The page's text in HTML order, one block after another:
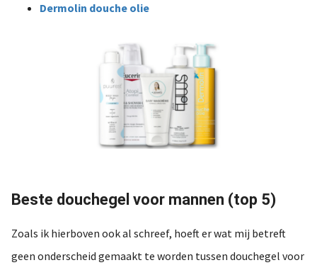
Dermolin douche olie
Beste douchegel voor mannen (top 5)
Zoals ik hierboven ook al schreef, hoeft er wat mij betreft
geen onderscheid gemaakt te worden tussen douchegel voor